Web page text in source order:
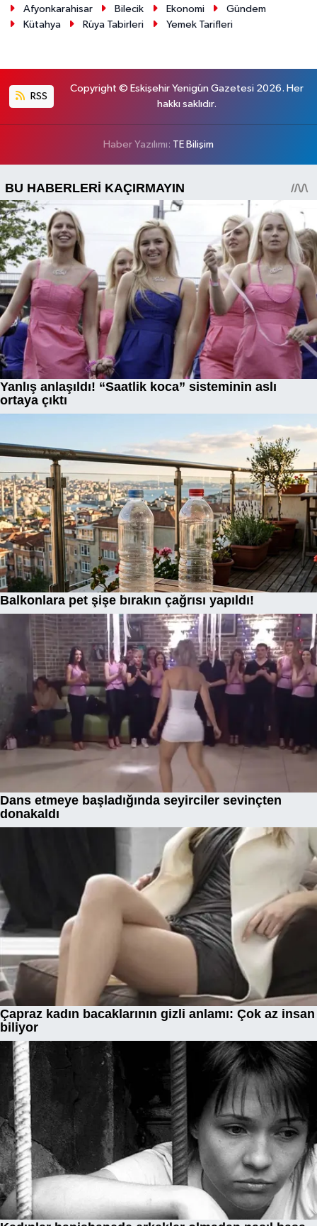
Afyonkarahisar
Bilecik Ekonomi
Gündem
Kütahya
Rüya Tabirleri Yemek Tarifleri
RSS
Copyright © Eskişehir Yenigün Gazetesi 2026. Her
hakkı saklıdır.
Haber Yazılımı: TE Bilişim